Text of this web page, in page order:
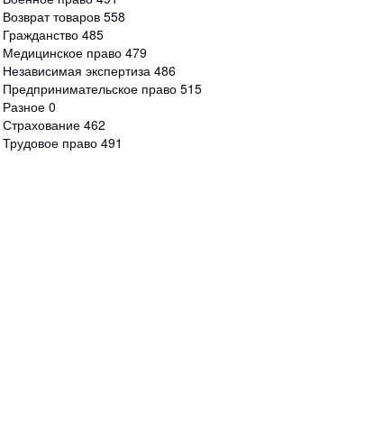
Возврат товаров 558
Гражданство 485
Медицинское право 479
Независимая экспертиза 486
Предпринимательское право 515
Разное 0
Страхование 462
Трудовое право 491